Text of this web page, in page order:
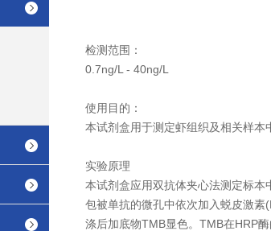
检测范围：
0.7ng/L - 40ng/L
使用目的：
本试剂盒用于测定虾组织及相关样本
实验原理
本试剂盒应用双抗体夹心法测定标
包被单抗的微孔中依次加入蜕皮激
涤后加底物TMB显色。TMB在HRP